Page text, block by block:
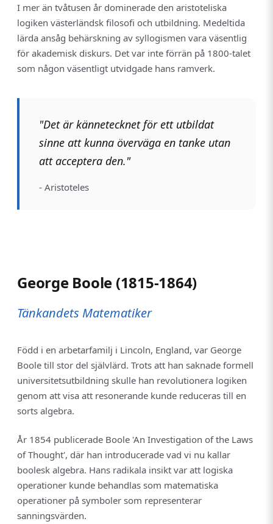
I mer än tvåtusen år dominerade den aristoteliska
logiken västerländsk filosofi och utbildning. Medeltida
lärda ansåg behärskning av syllogismen vara väsentlig
för akademisk diskurs. Det var inte förrän på 1800-talet
som någon väsentligt utvidgade hans ramverk.
"Det är kännetecknet för ett utbildat
sinne att kunna överväga en tanke utan
att acceptera den."
- Aristoteles
George Boole (1815-1864)
Tänkandets Matematiker
Född i en arbetarfamilj i Lincoln, England, var George
Boole till stor del självlärd. Trots att han saknade formell
universitetsutbildning skulle han revolutionera logiken
genom att visa att resonerande kunde reduceras till en
sorts algebra.
År 1854 publicerade Boole 'An Investigation of the Laws
of Thought', där han introducerade vad vi nu kallar
boolesk algebra. Hans radikala insikt var att logiska
operationer kunde behandlas som matematiska
operationer på symboler som representerar
sanningsvärden.